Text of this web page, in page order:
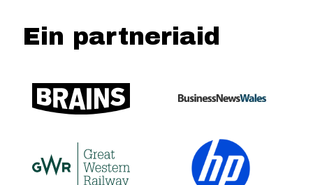
Ein partneriaid